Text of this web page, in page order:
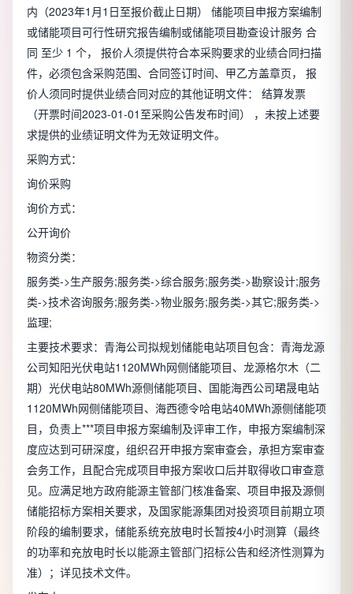
内（2023年1月1日至报价截止日期） 储能项目申报方案编制
或储能项目可行性研究报告编制或储能项目勘查设计服务 合
同 至少 1 个， 报价人须提供符合本采购要求的业绩合同扫描
件，必须包含采购范围、合同签订时间、甲乙方盖章页， 报
价人须同时提供业绩合同对应的其他证明文件： 结算发票
（开票时间2023-01-01至采购公告发布时间） ，未按上述要
求提供的业绩证明文件为无效证明文件。
采购方式：
询价采购
询价方式：
公开询价
物资分类：
服务类->生产服务;服务类->综合服务;服务类->勘察设计;服务
类->技术咨询服务;服务类->物业服务;服务类->其它;服务类->
监理;
主要技术要求： 青海公司拟规划储能电站项目包含：青海龙源
公司知阳光伏电站1120MWh网侧储能项目、龙源格尔木（二
期）光伏电站80MWh源侧储能项目、国能海西公司珺晟电站
1120MWh网侧储能项目、海西德令哈电站40MWh源侧储能项
目，负责上***项目申报方案编制及评审工作，申报方案编制深
度应达到可研深度，组织召开申报方案审查会，承担方案审查
会务工作，且配合完成项目申报方案收口后并取得收口审查意
见。应满足地方政府能源主管部门核准备案、项目申报及源侧
储能招标方案相关要求，及国家能源集团对投资项目前期立项
阶段的编制要求，储能系统充放电时长暂按4小时测算（最终
的功率和充放电时长以能源主管部门招标公告和经济性测算为
准）；详见技术文件。